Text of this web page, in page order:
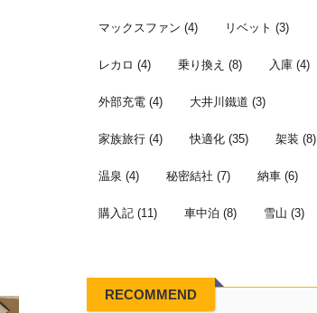
マックスファン (4) リベット (3)
レカロ (4) 乗り換え (8) 入庫 (4)
外部充電 (4) 大井川鐵道 (3)
家族旅行 (4) 快適化 (35) 架装 (8)
温泉 (4) 秘密結社 (7) 納車 (6)
購入記 (11) 車中泊 (8) 雪山 (3)
RECOMMEND